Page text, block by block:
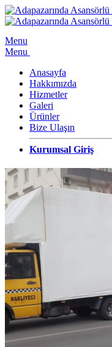
Menu
Menu
Anasayfa
Hakkımızda
Hizmetler
Galeri
Ürünler
Bize Ulaşın
Kurumsal Giriş